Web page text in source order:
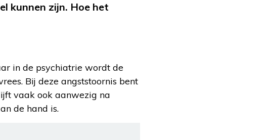
kunnen zijn. Hoe het
in de psychiatrie wordt de
Bij deze angststoornis bent
vaak ook aanwezig na
de hand is.